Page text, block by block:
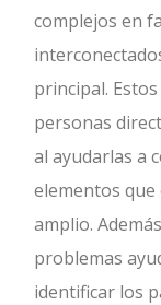
complejos en
principal.
personas
al ayudarlas a
elementos
amplio.
problemas
identificar los